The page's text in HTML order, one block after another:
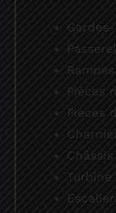
Rampes
Pièces
Pièces
Châssis
Turbine